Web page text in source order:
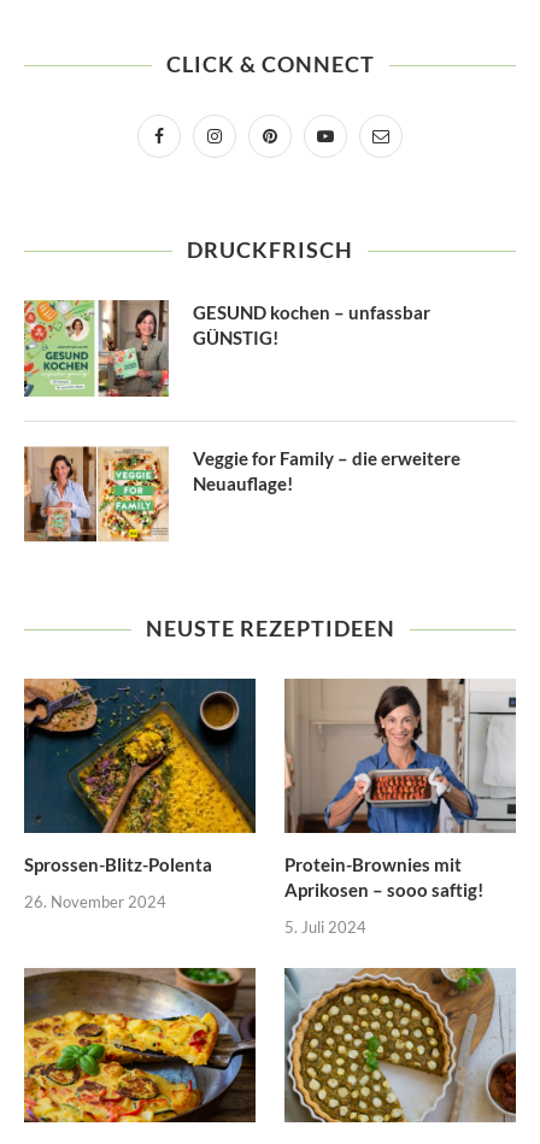
CLICK & CONNECT
DRUCKFRISCH
GESUND kochen – unfassbar
GÜNSTIG!
Veggie for Family – die erweitere
Neuauflage!
NEUSTE REZEPTIDEEN
Sprossen-Blitz-Polenta
26. November 2024
Protein-Brownies mit
Aprikosen – sooo saftig!
5. Juli 2024